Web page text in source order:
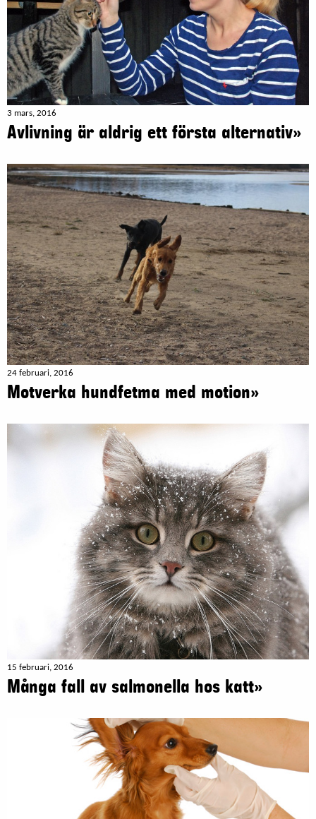
3 mars, 2016
Avlivning är aldrig ett första alternativ»
24 februari, 2016
Motverka hundfetma med motion»
15 februari, 2016
Många fall av salmonella hos katt»